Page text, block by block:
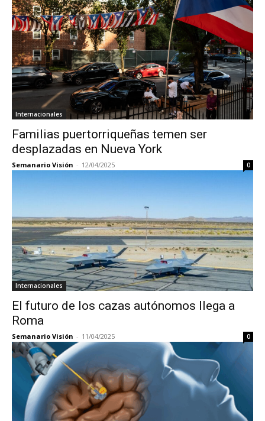
Internacionales
Familias puertorriqueñas temen ser
desplazadas en Nueva York
Semanario Visión - 12/04/2025 0
Internacionales
El futuro de los cazas autónomos llega a
Roma
Semanario Visión - 11/04/2025 0